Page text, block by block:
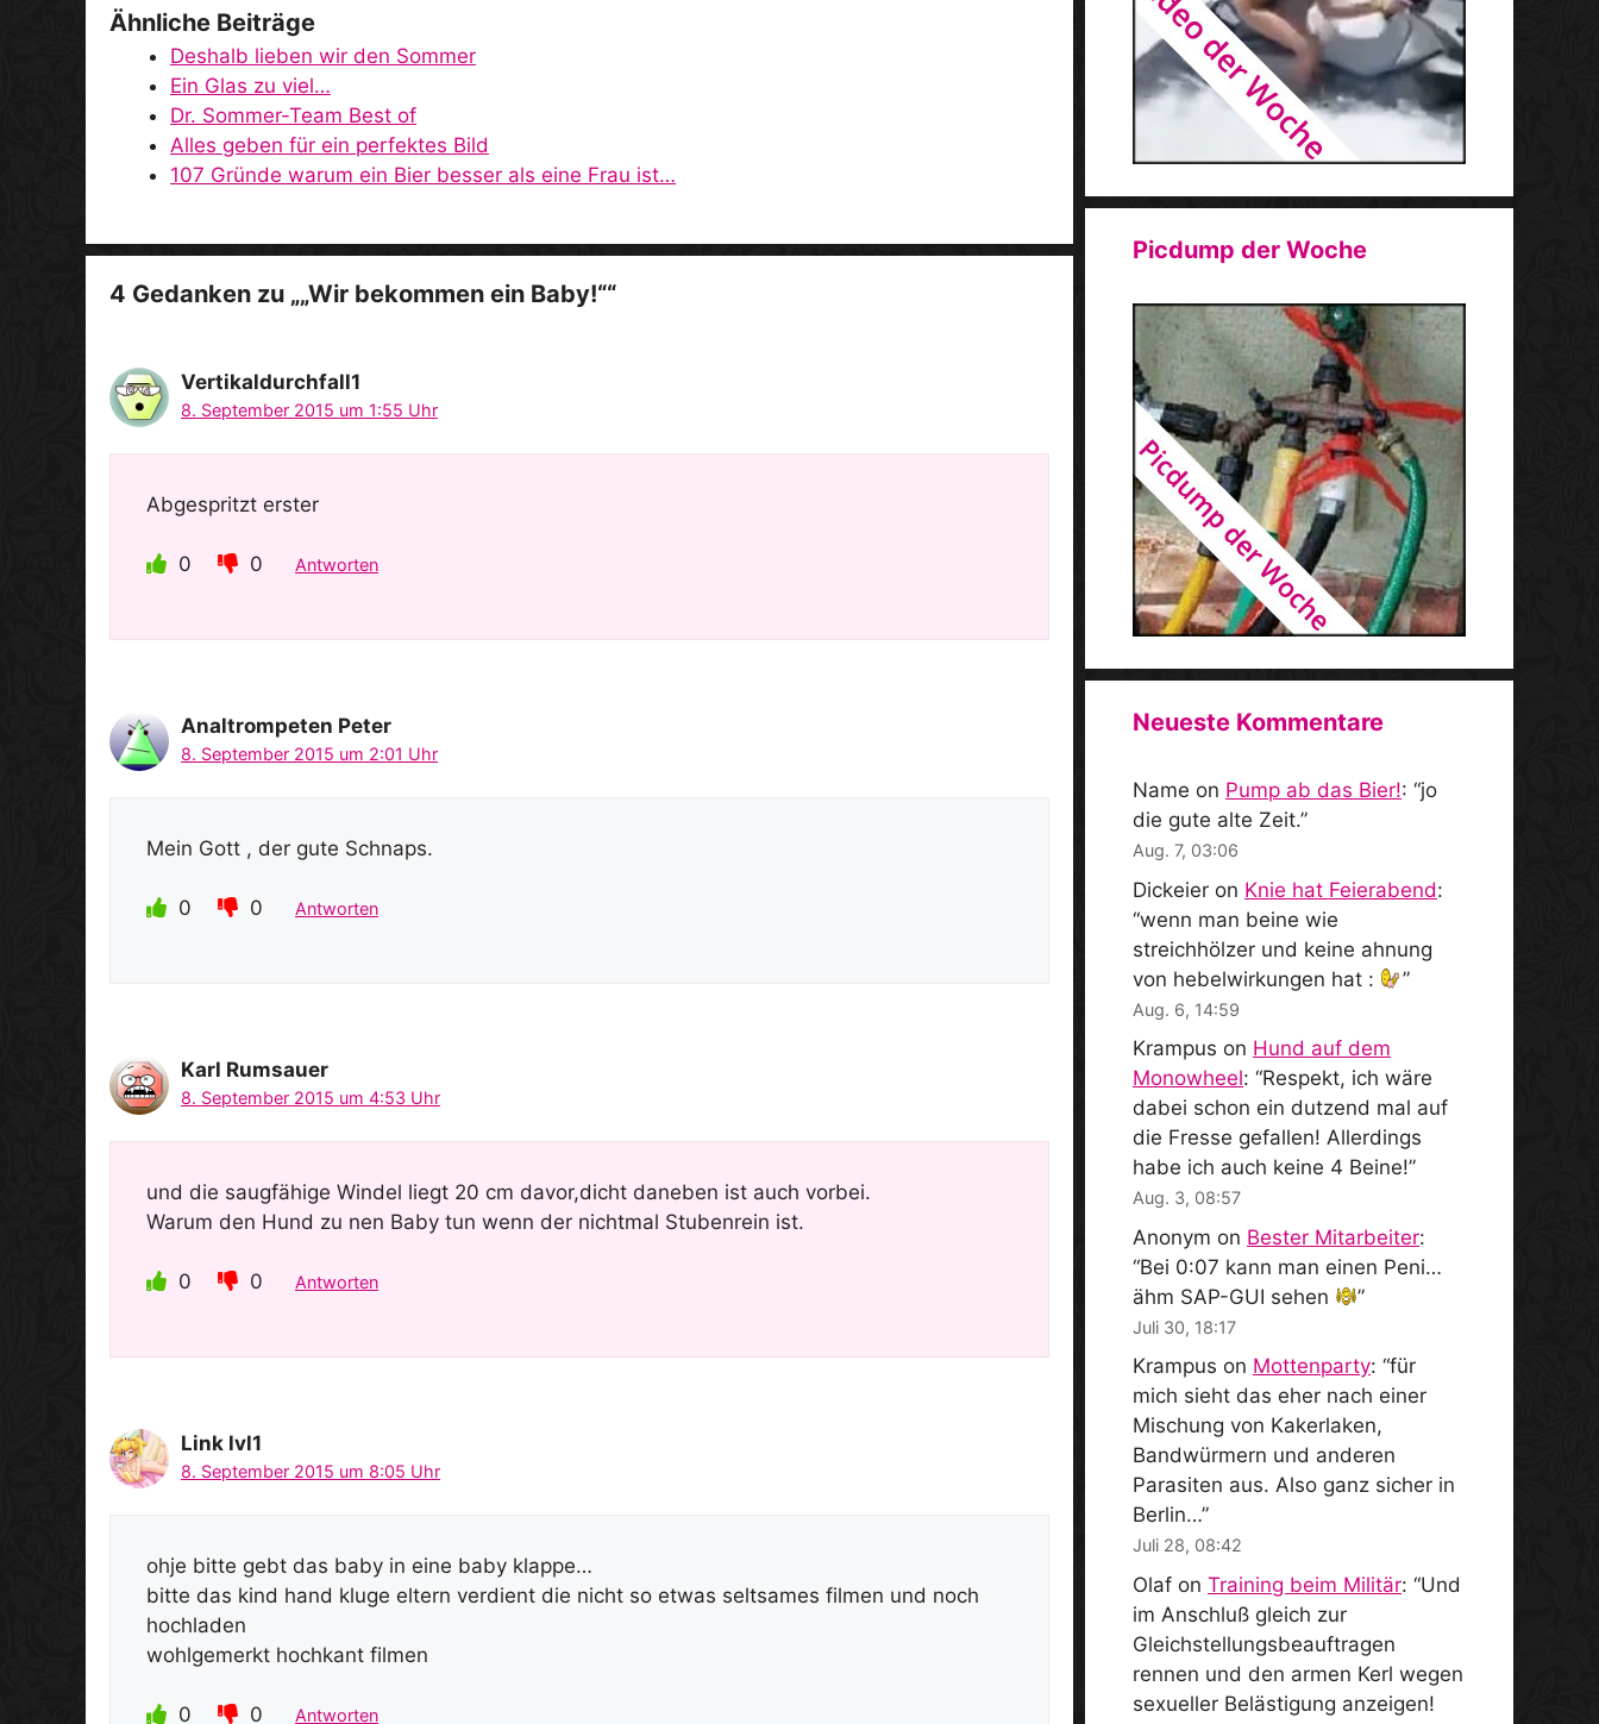
e
o
Ähnliche Beiträge
Deshalb lieben wir den Sommer
Ein Glas zu viel…
Dr. Sommer-Team Best of
Alles geben für ein perfektes Bild
107 Gründe warum ein Bier besser als eine Frau ist…
4 Gedanken zu „„Wir bekommen ein Baby!““
Vertikaldurchfall1
8. September 2015 um 1:55 Uhr
Abgespritzt erster
0 0 Antworten
Analtrompeten Peter
8. September 2015 um 2:01 Uhr
Mein Gott , der gute Schnaps.
0 0 Antworten
Karl Rumsauer
8. September 2015 um 4:53 Uhr
und die saugfähige Windel liegt 20 cm davor,dicht daneben ist auch vorbei.
Warum den Hund zu nen Baby tun wenn der nichtmal Stubenrein ist.
0 0 Antworten
Link lvl1
8. September 2015 um 8:05 Uhr
ohje bitte gebt das baby in eine baby klappe…
bitte das kind hand kluge eltern verdient die nicht so etwas seltsames filmen und noch
hochladen
wohlgemerkt hochkant filmen
0 0 Antworten
Picdump der Woche
Neueste Kommentare
Name on Pump ab das Bier!: “jo
die gute alte Zeit.”
Aug. 7, 03:06
Dickeier on Knie hat Feierabend:
“wenn man beine wie
streichhölzer und keine ahnung
von hebelwirkungen hat :
”
Aug. 6, 14:59
Krampus on Hund auf dem
Monowheel: “Respekt, ich wäre
dabei schon ein dutzend mal auf
die Fresse gefallen! Allerdings
habe ich auch keine 4 Beine!”
Aug. 3, 08:57
Anonym on Bester Mitarbeiter:
“Bei 0:07 kann man einen Peni…
ähm SAP-GUI sehen
”
Juli 30, 18:17
Krampus on Mottenparty: “für
mich sieht das eher nach einer
Mischung von Kakerlaken,
Bandwürmern und anderen
Parasiten aus. Also ganz sicher in
Berlin…”
Juli 28, 08:42
Olaf on Training beim Militär: “Und
im Anschluß gleich zur
Gleichstellungsbeauftragen
rennen und den armen Kerl wegen
sexueller Belästigung anzeigen!